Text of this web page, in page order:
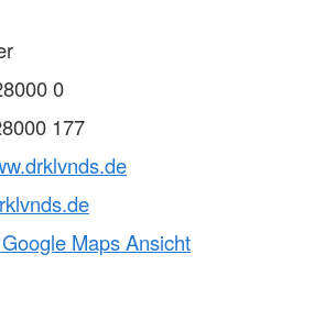
0
177
Maps Ansicht